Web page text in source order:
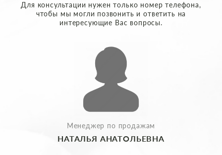
Для консультации нужен только номер телефона,
чтобы мы могли позвонить и ответить на
интересующие Вас вопросы.
Менеджер по продажам
НАТАЛЬЯ АНАТОЛЬЕВНА